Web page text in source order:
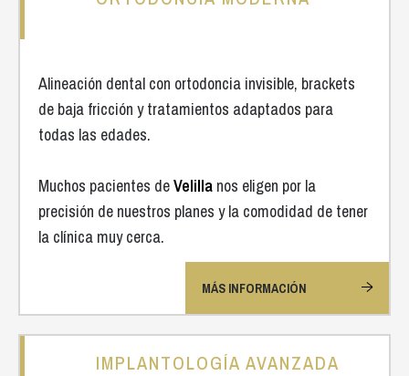
Alineación dental con ortodoncia invisible, brackets
de baja fricción y tratamientos adaptados para
todas las edades.
Muchos pacientes deVelilla nos eligen por la
precisión de nuestros planes y la comodidad de tener
la clínica muy cerca.
MÁS INFORMACIÓN
IMPLANTOLOGÍA AVANZADA